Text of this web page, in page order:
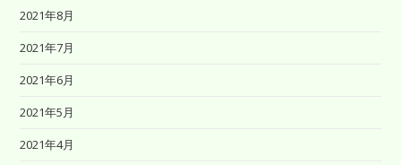
2021年8月
2021年7月
2021年6月
2021年5月
2021年4月